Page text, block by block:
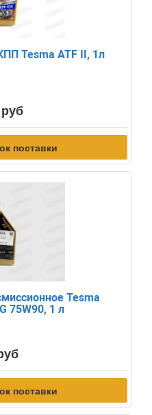
Tesma ATF II, 1л
поставки
Tesma
75W90, 1 л
поставки